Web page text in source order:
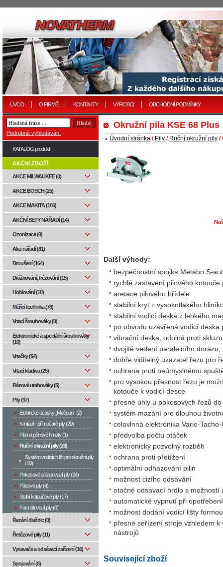
ÚVOD O FIRMĚ KONTAKTY VÝROBCI OBCHODNÍ PODMÍNKY
Okružní pila KSE 68 Plus
Úvodní stránka / Pily / Ruční okružní pily /
Další výhody:
bezpečnostní spojka Metabo S-
rychlé zastavení pilového kotouče
aretace pilového hřídele
stabilní kryt z vysokotlakého
stabilní vodicí deska z lehkého
po obvodu uzavřená vodicí deska
vibrační deska, odolná proti
dvojité vedení paralelního dorazu,
dobře viditelný ukazatel řezu pro
ochrana proti neúmyslnému
pro vysokou přesnost řezu je
kotouče k vodicí desce
přesné úhly u pokosových řezů do
systém mazání pro dlouhou
celovlnná elektronika Vario-
předvolba počtu otáček
elektronický pozvolný rozběh
ochrana proti přetížení
optimální odhazování pilin
možnost cizího odsávání
otočné odsávací hrdlo s možností
automatické vypnutí při
možnost dodání vodicí lišty
přesné seřízení stroje vzhledem
nástrojů
Související zboží
Podrobné vyhledávání
KATALOG produkt
AKČNÍ ZBOŽÍ
AKCE MILWAUKEE (0)
AKCE BOSCH (25)
AKCE MAKITA (106)
AKČNÍ SETY NÁŘADÍ (14)
Ozonizace (0)
Aku nářadí (81)
Broušení (164)
Drážkování, frézování (15)
Hoblování (10)
Měřící technika (76)
Vrtací šroubováky (0)
Elektronické a speciální šroubováky
(10)
Vrtačky (54)
Vrtací kladiva (25)
Rázové utahováky (5)
Pily (97)
Elektrické ocasky „Mečouni“ (2)
Kmitací - přímočaré pily (20)
Pila na pěnové hmoty (1)
Ruční okružní pily (29)
Systém vodicích lišt pro okružní pily
(10)
Pokosové a kapovací pily (24)
Pásové pily (4)
Stolní kotoučové pily (17)
Formátovací pily (0)
Řezání dlaždic (0)
Řetězové pily (11)
Vysavače a odsávací zařízení (16)
Spojování (8)